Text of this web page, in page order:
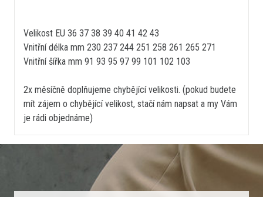
Velikost EU 36 37 38 39 40 41 42 43
Vnitřní délka mm 230 237 244 251 258 261 265 271
Vnitřní šířka mm 91 93 95 97 99 101 102 103
2x měsíčně doplňujeme chybějící velikosti. (pokud budete
mít zájem o chybějící velikost, stačí nám napsat a my Vám
je rádi objednáme)